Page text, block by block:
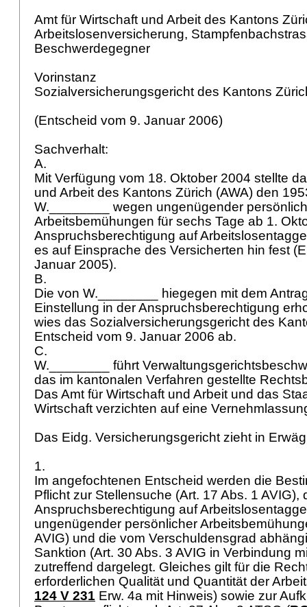
Amt für Wirtschaft und Arbeit des Kantons
Arbeitslosenversicherung,
Beschwerdegegner
Vorinstanz
Sozialversicherungsgericht des Kantons
(Entscheid vom 9. Januar 2006)
Sachverhalt:
A.
Mit Verfügung vom 18. Oktober 2004 stellte
und Arbeit des Kantons Zürich (AWA) den
W.________ wegen ungenügender
Arbeitsbemühungen für sechs Tage ab 1.
Anspruchsberechtigung auf
es auf Einsprache des Versicherten hin fest
Januar 2005).
B.
Die von W.________ hiegegen mit dem
Einstellung in der Anspruchsberechtigung
wies das Sozialversicherungsgericht des
Entscheid vom 9. Januar 2006 ab.
C.
W.________ führt
das im kantonalen Verfahren gestellte
Das Amt für Wirtschaft und Arbeit und das
Wirtschaft verzichten auf eine
Das Eidg. Versicherungsgericht zieht in
1.
Im angefochtenen Entscheid werden die
Pflicht zur Stellensuche (Art. 17 Abs. 1 AVIG),
Anspruchsberechtigung auf
ungenügender persönlicher
AVIG) und die vom Verschuldensgrad
Sanktion (Art. 30 Abs. 3 AVIG in Verbindung
zutreffend dargelegt. Gleiches gilt für die
erforderlichen Qualität und Quantität der
124 V 231 Erw. 4a mit Hinweis) sowie zur